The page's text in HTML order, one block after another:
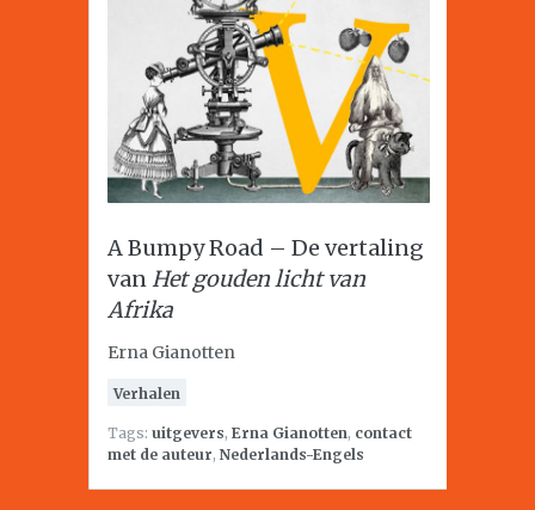
A Bumpy Road – De vertaling
vanHet gouden licht van
Afrika
Erna Gianotten
Verhalen
Tags: uitgevers, Erna Gianotten, contact
met de auteur, Nederlands-Engels